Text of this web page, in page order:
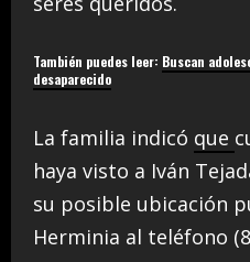
También puedes leer: Buscan
desaparecido
La familia indicó que
haya visto a Iván
su posible ubicación
Herminia al teléfono